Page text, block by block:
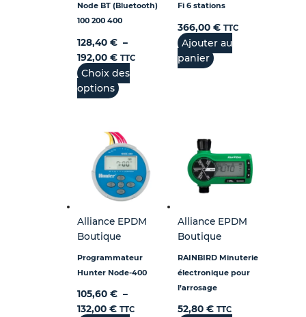
Node BT (Bluetooth)
100 200 400
128,40 € –
192,00 € TTC
Choix des
options
Fi 6 stations
366,00 € TTC
Ajouter au
panier
Alliance EPDM
Boutique
Programmateur
Hunter Node-400
105,60 € –
132,00 € TTC
Alliance EPDM
Boutique
RAINBIRD Minuterie
électronique pour
l’arrosage
52,80 € TTC